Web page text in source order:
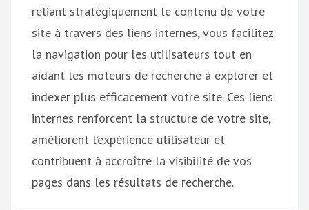
reliant stratégiquement le contenu de votre
site à travers des liens internes, vous facilitez
la navigation pour les utilisateurs tout en
aidant les moteurs de recherche à explorer et
indexer plus efficacement votre site. Ces liens
internes renforcent la structure de votre site,
améliorent l’expérience utilisateur et
contribuent à accroître la visibilité de vos
pages dans les résultats de recherche.